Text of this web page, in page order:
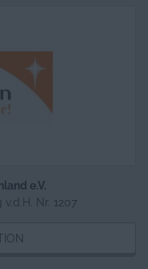
den Frieden
für arbeitende
e.V.
Nr. 1207